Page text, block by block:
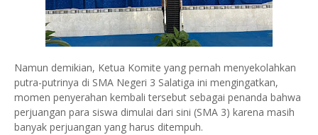
Namun demikian, Ketua Komite yang pernah menyekolahkan
putra-putrinya di SMA Negeri 3 Salatiga ini mengingatkan,
momen penyerahan kembali tersebut sebagai penanda bahwa
perjuangan para siswa dimulai dari sini (SMA 3) karena masih
banyak perjuangan yang harus ditempuh.